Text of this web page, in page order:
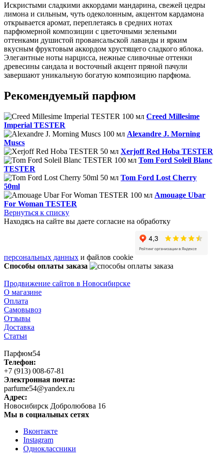
Искристыми сладкими аккордами мандарина, свежей цедры
лимона и сильным, чуть одеколонным, акцентом кардамона
открывается аромат, переплетаясь в средних нотах
парфюмерной композиции с цветочными зелеными
оттенками душистой провансальской лаванды и ярким
вкусным фруктовым аккордом хрустящего сладкого яблока.
Элегантные ноты нарцисса, нежные сливочные оттенки
древесины сандала и восточный акцент пряной пачули
завершают уникальную богатую композицию парфюма.
Рекомендуемый парфюм
Creed Millesime
Imperial TESTER
Alexandre J. Morning
Muscs
Xerjoff Red Hoba TESTER
Tom Ford Soleil Blanc
TESTER
Tom Ford Lost Cherry
50ml
Amouage Ubar
For Woman TESTER
Вернуться к списку
Находясь на сайте вы даете согласие на обработку
персональных данных и файлов cookie
Способы оплаты заказа
Продвижение сайтов в Новосибирске
О магазине
Оплата
Самовывоз
Отзывы
Доставка
Статьи
Парфюм54
Телефон:
+7 (913) 008-67-81
Электронная почта:
parfume54@yandex.ru
Адрес:
Новосибирск Добролюбова 16
Мы в социальных сетях
Вконтакте
Instagram
Одноклассники